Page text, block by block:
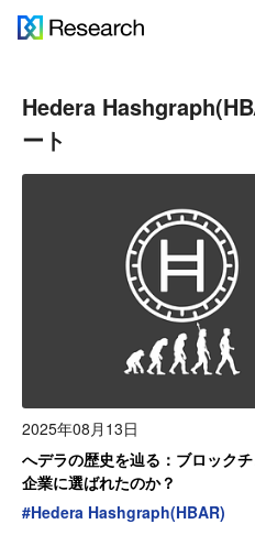
Hedera
ート
2025年08月13日
へデラの歴史を辿る：ブロック
企業に選ばれたのか？
#Hedera Hashgraph(HBAR)